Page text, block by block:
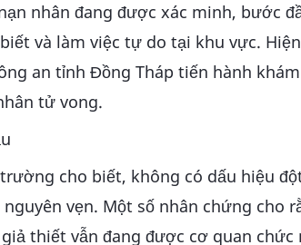
nhân đang được xác minh, bước
và làm việc tự do tại khu vực.
an tỉnh Đồng Tháp tiến hành
tử vong.
cho biết, không có dấu hiệu
vẹn. Một số nhân chứng cho
thiết vẫn đang được cơ quan